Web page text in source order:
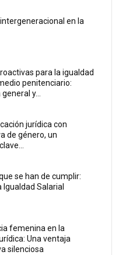
en la
para la igualdad
penitenciario:
y...
jurídica con
de género, un
se han de cumplir:
Igualdad Salarial
femenina en la
Una ventaja
silenciosa